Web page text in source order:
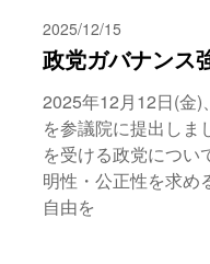
2025/12/15
政党ガバナンス
2025年12月12日(金)
を参議院に提出しま
を受ける政党につい
明性・公正性を求め
自由を